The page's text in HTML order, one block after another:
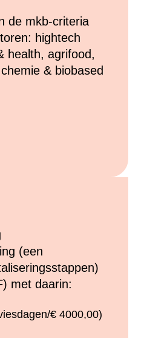
de mkb-criteria
hightech
health, agrifood,
& biobased
(een
met daarin:
€ 4000,00)